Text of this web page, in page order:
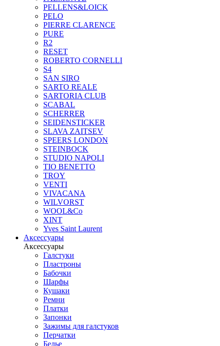
PELLENS&LOICK
PELO
PIERRE CLARENCE
PURE
R2
RESET
ROBERTO CORNELLI
S4
SAN SIRO
SARTO REALE
SARTORIA CLUB
SCABAL
SCHERRER
SEIDENSTICKER
SLAVA ZAITSEV
SPEERS LONDON
STEINBOCK
STUDIO NAPOLI
TIO BENETTO
TROY
VENTI
VIVACANA
WILVORST
WOOL&Co
XINT
Yves Saint Laurent
Аксессуары
Аксессуары
Галстуки
Пластроны
Бабочки
Шарфы
Кушаки
Ремни
Платки
Запонки
Зажимы для галстуков
Перчатки
Белье